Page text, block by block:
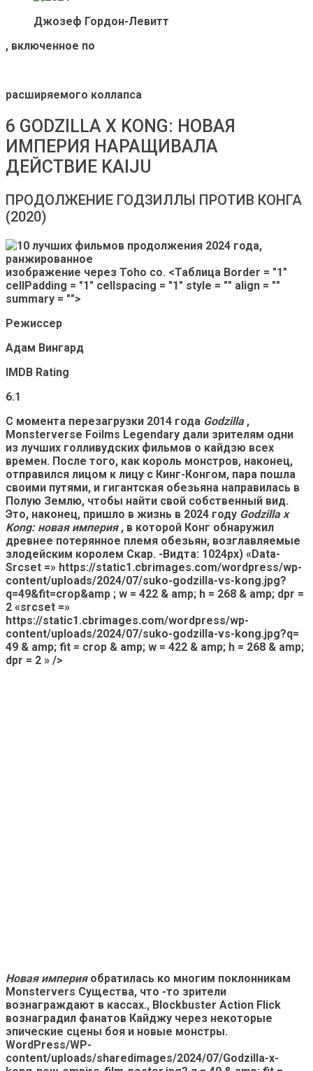
Джозеф Гордон-Левитт
, включенное по
расширяемого коллапса
6 GODZILLA X KONG: НОВАЯ
ИМПЕРИЯ НАРАЩИВАЛА
ДЕЙСТВИЕ KAIJU
ПРОДОЛЖЕНИЕ ГОДЗИЛЛЫ ПРОТИВ КОНГА
(2020)
изображение через Toho co. <Таблица Border = "1"
cellPadding = "1" cellspacing = "1" style = "" align = ""
summary = "">
Режиссер
Адам Вингард
IMDB Rating
6.1
С момента перезагрузки 2014 года Godzilla ,
Monsterverse Foilms Legendary дали зрителям одни
из лучших голливудских фильмов о кайдзю всех
времен. После того, как король монстров, наконец,
отправился лицом к лицу с Кинг-Конгом, пара пошла
своими путями, и гигантская обезьяна направилась в
Полую Землю, чтобы найти свой собственный вид.
Это, наконец, пришло в жизнь в 2024 году Godzilla x
Kong: новая империя , в которой Конг обнаружил
древнее потерянное племя обезьян, возглавляемые
злодейским королем Скар. -Видта: 1024px) «Data-
Srcset =» https://static1.cbrimages.com/wordpress/wp-
content/uploads/2024/07/suko-godzilla-vs-kong.jpg?
q=49&fit=crop&amp ; w = 422 & amp; h = 268 & amp; dpr =
2 «srcset =»
https://static1.cbrimages.com/wordpress/wp-
content/uploads/2024/07/suko-godzilla-vs-kong.jpg?q=
49 & amp; fit = crop & amp; w = 422 & amp; h = 268 & amp;
dpr = 2 » />
Новая империя обратилась ко многим поклонникам
Monstervers Существа, что -то зрители
вознаграждают в кассах., Blockbuster Action Flick
вознаградил фанатов Кайджу через некоторые
эпические сцены боя и новые монстры.
WordPress/WP-
content/uploads/sharedimages/2024/07/Godzilla-x-